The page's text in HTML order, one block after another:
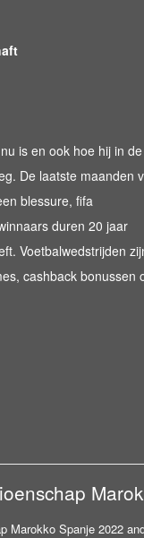
is en ook hoe hij in de
De laatste maanden
blessure, fifa
duren 20 jaar
Voetbalwedstrijden
cashback bonussen
Marokko Spanje 2022